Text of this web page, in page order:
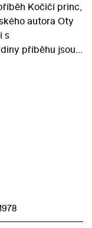
Kočičí princ,
autora Oty
s
příběhu jsou
bydliště
Líza, i
představoval